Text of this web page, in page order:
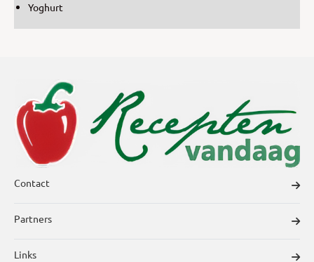
Yoghurt
Contact
Partners
Links